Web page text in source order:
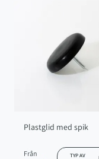
Plastglid med spik
Från
TYP AV